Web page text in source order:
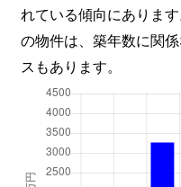
れている傾向にありま
の物件は、築年数に関
スもあります。